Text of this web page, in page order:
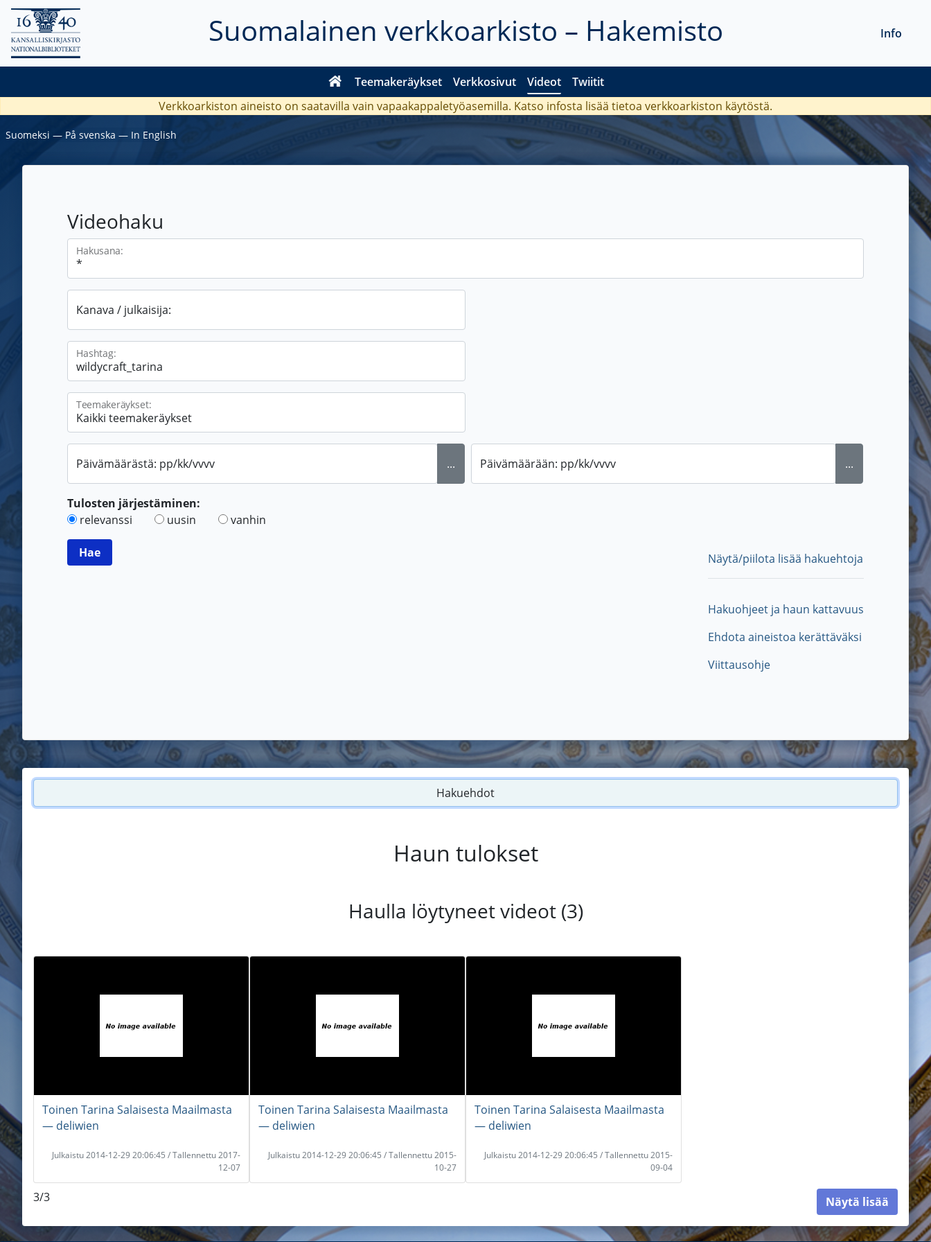
Suomalainen verkkoarkisto – Hakemisto
Teemakeräykset Verkkosivut Videot Twiitit
Info
Verkkoarkiston aineisto on saatavilla vain vapaakappaletyöasemilla. Katso infosta lisää tietoa verkkoarkiston käytöstä.
Suomeksi ― På svenska ― In English
Videohaku
Hakusana:
Kanava / julkaisija:
Hashtag:
Teemakeräykset:
Päivämäärästä: pp/kk/vvvv ... Päivämäärään: pp/kk/vvvv ...
Tulosten järjestäminen:
relevanssi
uusin vanhin
Näytä/piilota lisää hakuehtoja
Hakuohjeet ja haun kattavuus
Ehdota aineistoa kerättäväksi
Viittausohje
Hakuehdot
Haun tulokset
Haulla löytyneet videot (3)
Toinen Tarina Salaisesta Maailmasta
― deliwien
Julkaistu 2014-12-29 20:06:45 / Tallennettu 2017-
12-07
Toinen Tarina Salaisesta Maailmasta
― deliwien
Julkaistu 2014-12-29 20:06:45 / Tallennettu 2015-
10-27
Toinen Tarina Salaisesta Maailmasta
― deliwien
Julkaistu 2014-12-29 20:06:45 / Tallennettu 2015-
09-04
3/3 Näytä lisää